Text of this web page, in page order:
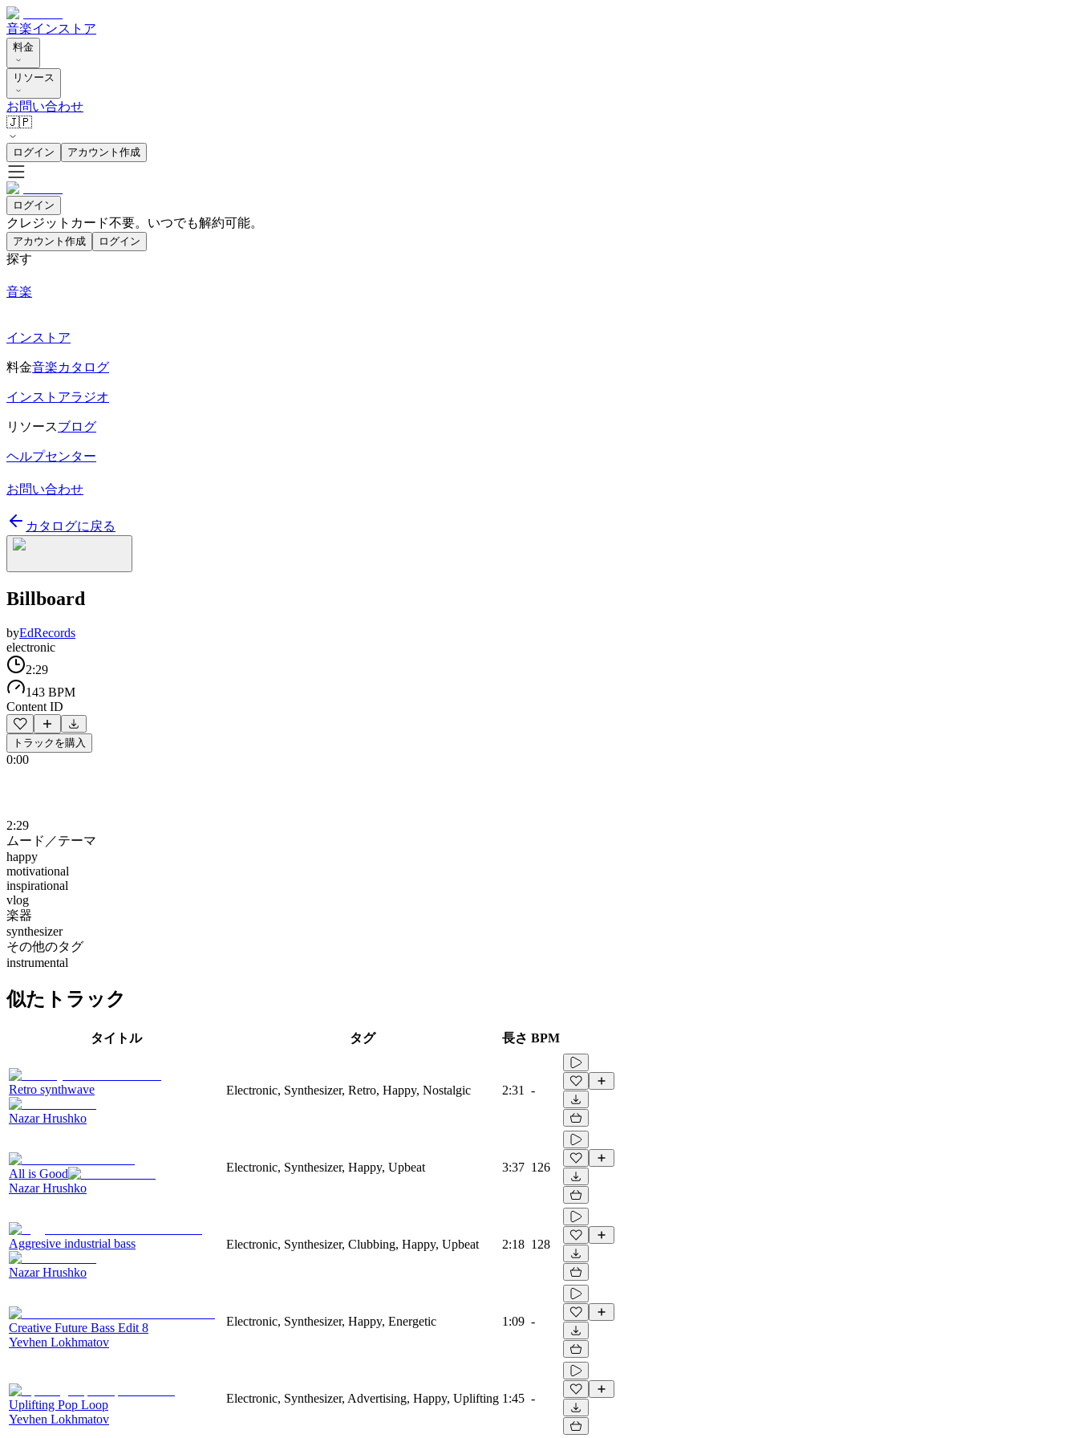
音楽インストア
料金
リソース
お問い合わせ
🇯🇵
ログイン アカウント作成
ログイン
クレジットカード不要。いつでも解約可能。
アカウント作成 ログイン
探す
音楽
インストア
料金音楽カタログ
インストアラジオ
リソースブログ
ヘルプセンター
お問い合わせ
カタログに戻る
Billboard
byEdRecords
electronic
2:29
143 BPM
Content ID
トラックを購入
0:00
2:29
ムード／テーマ
happy
motivational
inspirational
vlog
楽器
synthesizer
その他のタグ
instrumental
似たトラック
タイトル タグ 長さ BPM
Retro synthwave
Nazar Hrushko
Electronic, Synthesizer, Retro, Happy, Nostalgic 2:31 -
All is Good
Nazar Hrushko
Electronic, Synthesizer, Happy, Upbeat 3:37 126
Aggresive industrial bass
Nazar Hrushko
Electronic, Synthesizer, Clubbing, Happy, Upbeat 2:18 128
Creative Future Bass Edit 8
Yevhen Lokhmatov
Electronic, Synthesizer, Happy, Energetic 1:09 -
Uplifting Pop Loop
Yevhen Lokhmatov
Electronic, Synthesizer, Advertising, Happy, Uplifting 1:45 -